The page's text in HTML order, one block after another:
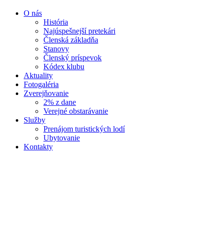
O nás
História
Najúspešnejší pretekári
Členská základňa
Stanovy
Členský príspevok
Kódex klubu
Aktuality
Fotogaléria
Zverejňovanie
2% z dane
Verejné obstarávanie
Služby
Prenájom turistických lodí
Ubytovanie
Kontakty